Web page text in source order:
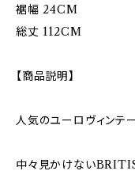
裾幅 24CM
総丈 112CM
【商品説明】
人気のユーロヴィンテー
中々見かけない